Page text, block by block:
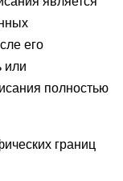
его
или
полностью
границ